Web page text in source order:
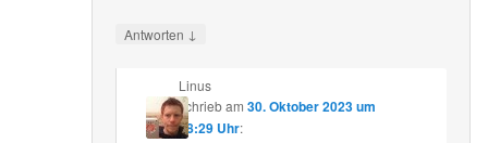
Antworten ↓
Linus
schriebam 30. Oktober 2023 um
08:29 Uhr: